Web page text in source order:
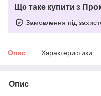
Що таке купити з
Замовлення під
Опис Характеристики
Опис